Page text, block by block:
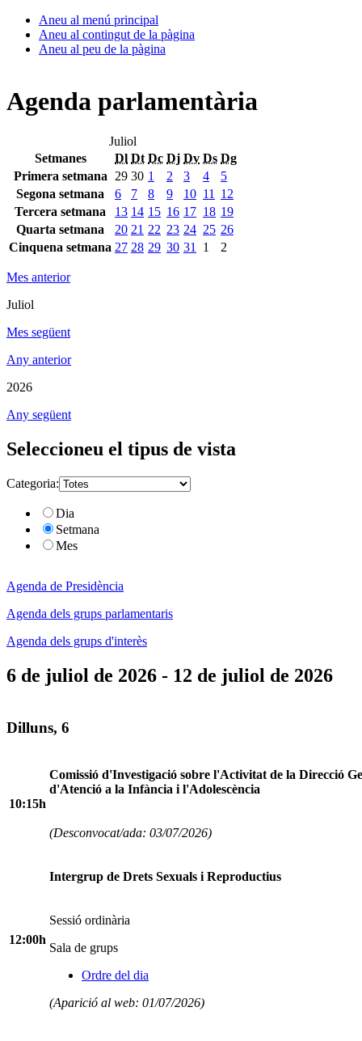
Aneu al menú principal
Aneu al contingut de la pàgina
Aneu al peu de la pàgina
Agenda parlamentària
Juliol
Setmanes
Dl Dt Dc Dj Dv Ds Dg
Primera setmana
29 30 1 2 3 4
5
Segona setmana
6 7 8 9 10 11
12
Tercera setmana
13 14 15 16 17 18 19
Quarta setmana
20 21 22 23 24 25 26
Cinquena setmana 27 28 29 30 31 1 2
Mes anterior
Juliol
Mes següent
Any anterior
2026
Any següent
Seleccioneu el tipus de vista
Categoria:
Dia
Setmana
Mes
Agenda de Presidència
Agenda dels grups parlamentaris
Agenda dels grups d'interès
6 de juliol de 2026 - 12 de juliol de 2026
Dilluns, 6
10:15h
Comissió d'Investigació sobre l'Activitat de la Direcció
d'Atenció a la Infància i l'Adolescència
(Desconvocat/ada: 03/07/2026)
12:00h
Intergrup de Drets Sexuals i Reproductius
Sessió ordinària
Sala de grups
Ordre del dia
(Aparició al web: 01/07/2026)